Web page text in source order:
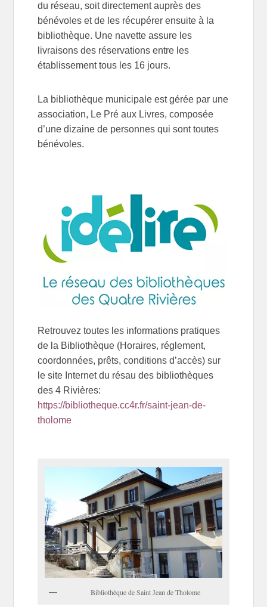
du réseau, soit directement auprès des
bénévoles et de les récupérer ensuite à la
bibliothèque. Une navette assure les
livraisons des réservations entre les
établissement tous les 16 jours.
La bibliothèque municipale est gérée par une
association, Le Pré aux Livres, composée
d’une dizaine de personnes qui sont toutes
bénévoles.
Retrouvez toutes les informations pratiques
de la Bibliothèque (Horaires, réglement,
coordonnées, prêts, conditions d’accès) sur
le site Internet du résau des bibliothèques
des 4 Rivières:
https://bibliotheque.cc4r.fr/saint-jean-de-
tholome
Bibliothèque de Saint Jean de Tholome